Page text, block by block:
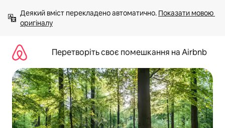
вмісту
Деякий вміст перекладено автоматично. Показати мовою
оригіналу
Перетворіть своє помешкання на Airbnb